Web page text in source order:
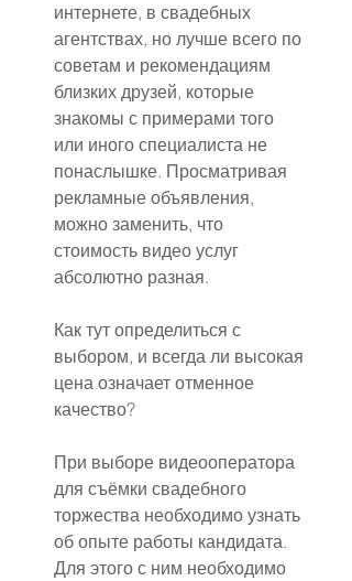
интернете, в свадебных
агентствах, но лучше всего по
советам и рекомендациям
близких друзей, которые
знакомы с примерами того
или иного специалиста не
понаслышке. Просматривая
рекламные объявления,
можно заменить, что
стоимость видео услуг
абсолютно разная.
Как тут определиться с
выбором, и всегда ли высокая
цена означает отменное
качество?
При выборе видеооператора
для съёмки свадебного
торжества необходимо узнать
об опыте работы кандидата.
Для этого с ним необходимо